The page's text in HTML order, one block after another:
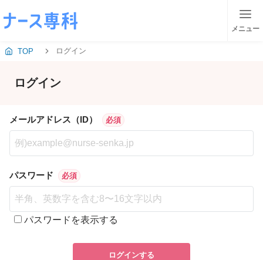
メニュー
TOP ログイン
ログイン
メールアドレス（ID） 必須
パスワード 必須
パスワードを表示する
ログインする